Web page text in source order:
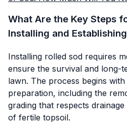
What Are the Key Steps
Installing and
Installing rolled sod requires
ensure the survival and long-
lawn. The process begins
preparation, including the
grading that respects
of fertile topsoil.